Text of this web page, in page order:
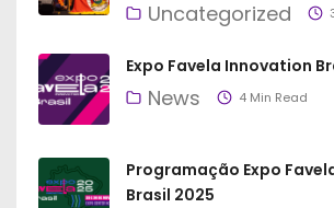
Uncategorized
Expo Favela Innovation
News 4 Min Read
Programação Expo
Brasil 2025